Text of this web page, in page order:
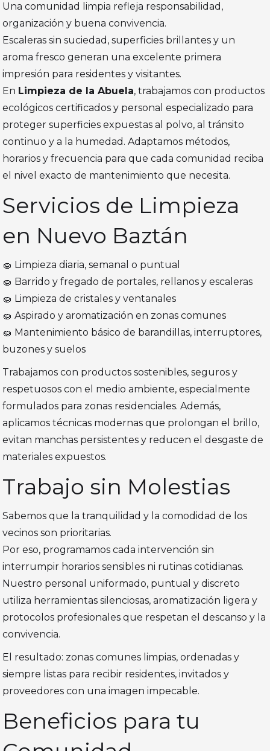
Una comunidad limpia refleja responsabilidad,
organización y buena convivencia.
Escaleras sin suciedad, superficies brillantes y un
aroma fresco generan una excelente primera
impresión para residentes y visitantes.
En Limpieza de la Abuela, trabajamos con productos
ecológicos certificados y personal especializado para
proteger superficies expuestas al polvo, al tránsito
continuo y a la humedad. Adaptamos métodos,
horarios y frecuencia para que cada comunidad reciba
el nivel exacto de mantenimiento que necesita.
Servicios de Limpieza
en Nuevo Baztán
🧽 Limpieza diaria, semanal o puntual
🧽 Barrido y fregado de portales, rellanos y escaleras
🧽 Limpieza de cristales y ventanales
🧽 Aspirado y aromatización en zonas comunes
🧽 Mantenimiento básico de barandillas, interruptores,
buzones y suelos
Trabajamos con productos sostenibles, seguros y
respetuosos con el medio ambiente, especialmente
formulados para zonas residenciales. Además,
aplicamos técnicas modernas que prolongan el brillo,
evitan manchas persistentes y reducen el desgaste de
materiales expuestos.
Trabajo sin Molestias
Sabemos que la tranquilidad y la comodidad de los
vecinos son prioritarias.
Por eso, programamos cada intervención sin
interrumpir horarios sensibles ni rutinas cotidianas.
Nuestro personal uniformado, puntual y discreto
utiliza herramientas silenciosas, aromatización ligera y
protocolos profesionales que respetan el descanso y la
convivencia.
El resultado: zonas comunes limpias, ordenadas y
siempre listas para recibir residentes, invitados y
proveedores con una imagen impecable.
Beneficios para tu